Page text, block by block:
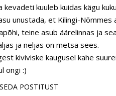
kuuleb kuidas kägu
unustada, et Kilingi-Nõmmes
teine asub äärelinnas ja
ja neljas on metsa sees.
kiviviske kaugusel kahe
ongi :)
POSTITUST